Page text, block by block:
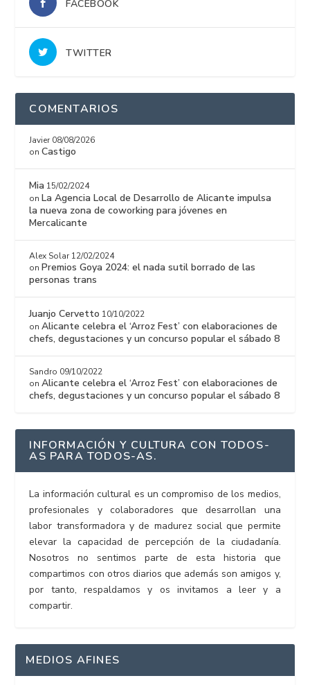
FACEBOOK
TWITTER
COMENTARIOS
Javier 08/08/2026
onCastigo
Mia 15/02/2024
onLa Agencia Local de Desarrollo de Alicante impulsa
la nueva zona de coworking para jóvenes en
Mercalicante
Alex Solar 12/02/2024
onPremios Goya 2024: el nada sutil borrado de las
personas trans
Juanjo Cervetto 10/10/2022
onAlicante celebra el ‘Arroz Fest’ con elaboraciones de
chefs, degustaciones y un concurso popular el sábado 8
Sandro 09/10/2022
onAlicante celebra el ‘Arroz Fest’ con elaboraciones de
chefs, degustaciones y un concurso popular el sábado 8
INFORMACIÓN Y CULTURA CON TODOS-
AS PARA TODOS-AS.
La información cultural es un compromiso de los medios,
profesionales y colaboradores que desarrollan una
labor transformadora y de madurez social que permite
elevar la capacidad de percepción de la ciudadanía.
Nosotros no sentimos parte de esta historia que
compartimos con otros diarios que además son amigos y,
por tanto, respaldamos y os invitamos a leer y a
compartir.
MEDIOS AFINES